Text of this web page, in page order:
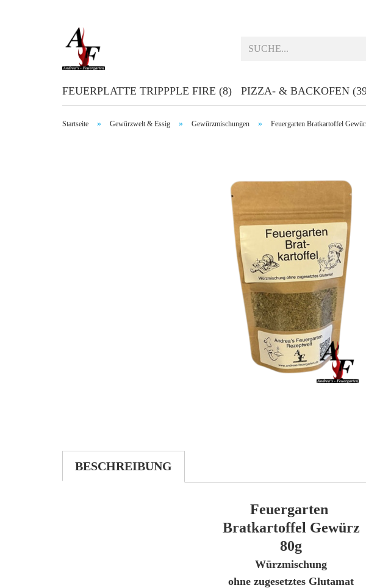
FEUERPLATTE TRIPPPLE FIRE (8) PIZZA- & BACKOFEN
Startseite » Gewürzwelt & Essig » Gewürzmischungen » Feuergarten Bratkartoffel
BESCHREIBUNG
Feuergarten
Bratkartoffel Gewürz
80g
Würzmischung
ohne zugesetztes Glutamat